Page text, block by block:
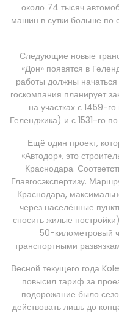
около 74 тысяч
машин в сутки больше по
Следующие новые
«Дон» появятся в
работы должны
госкомпания планирует
на участках с 1459-
Геленджика) и с 1531-го
Ещё один проект,
«Автодор», это
Краснодара.
Главгосэкспертизу.
Краснодара,
через населённые
сносить жилые
50-километровый
транспортными
Весной текущего года
повысил тариф за
подорожание было
действовать лишь до